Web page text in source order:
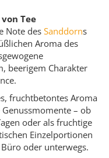
Tee
Note des Sanddorns
Aroma des
beerigem Charakter
fruchtbetontes Aroma
– ob
oder als fruchtige
Einzelportionen
oder unterwegs.